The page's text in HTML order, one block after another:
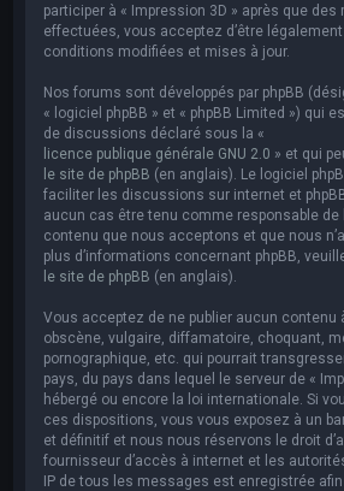
participer à « Impression 3D » après que
effectuées, vous acceptez d’être
conditions modifiées et mises à jour.
Nos forums sont développés par phpBB
« logiciel phpBB » et « phpBB Limited ») qui
de discussions déclaré sous la «
licence publique générale GNU 2.0 » et qui
le site de phpBB (en anglais). Le logiciel
faciliter les discussions sur internet et
aucun cas être tenu comme responsable de
contenu que nous acceptons et que nous
plus d’informations concernant phpBB,
le site de phpBB (en anglais).
Vous acceptez de ne publier aucun contenu
obscène, vulgaire, diffamatoire, choquant,
pornographique, etc. qui pourrait
pays, du pays dans lequel le serveur de «
hébergé ou encore la loi internationale. Si
ces dispositions, vous vous exposez à un
et définitif et nous nous réservons le droit
fournisseur d’accès à internet et les
IP de tous les messages est enregistrée afin